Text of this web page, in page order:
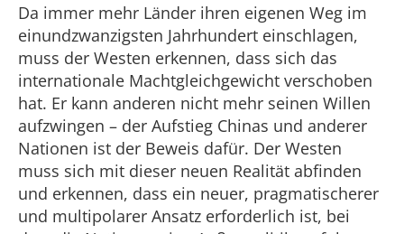
Da immer mehr Länder ihren eigenen Weg im
einundzwanzigsten Jahrhundert einschlagen,
muss der Westen erkennen, dass sich das
internationale Machtgleichgewicht verschoben
hat. Er kann anderen nicht mehr seinen Willen
aufzwingen – der Aufstieg Chinas und anderer
Nationen ist der Beweis dafür. Der Westen
muss sich mit dieser neuen Realität abfinden
und erkennen, dass ein neuer, pragmatischerer
und multipolarer Ansatz erforderlich ist, bei